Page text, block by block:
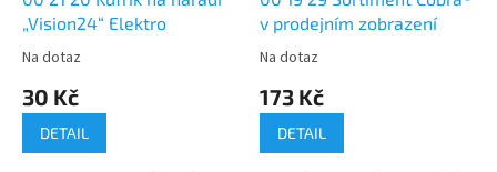
„Vision24“ Elektro
Na dotaz
30 Kč
DETAIL
v prodejním zobrazení
Na dotaz
173 Kč
DETAIL